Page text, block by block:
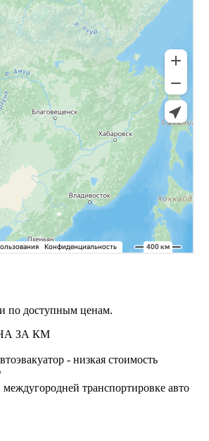
по доступным ценам.
ЗА КМ
транспортировке авто